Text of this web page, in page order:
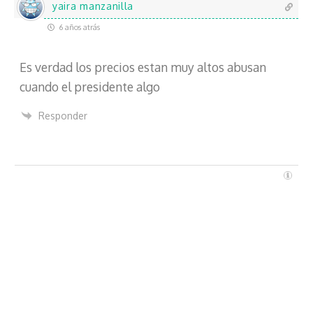
t
yaira manzanilla
6 años atrás
Es verdad los precios estan muy altos abusan
cuando el presidente algo
Responder